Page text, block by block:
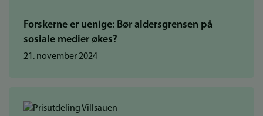
Forskerne er uenige: Bør aldersgrensen på
sosiale medier økes?
21. november 2024